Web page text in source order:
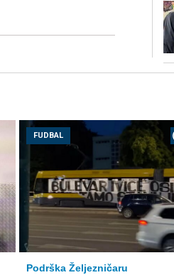
FUDBAL
Podrška Željezničaru